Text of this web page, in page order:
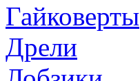
Гайковерты
Дрели